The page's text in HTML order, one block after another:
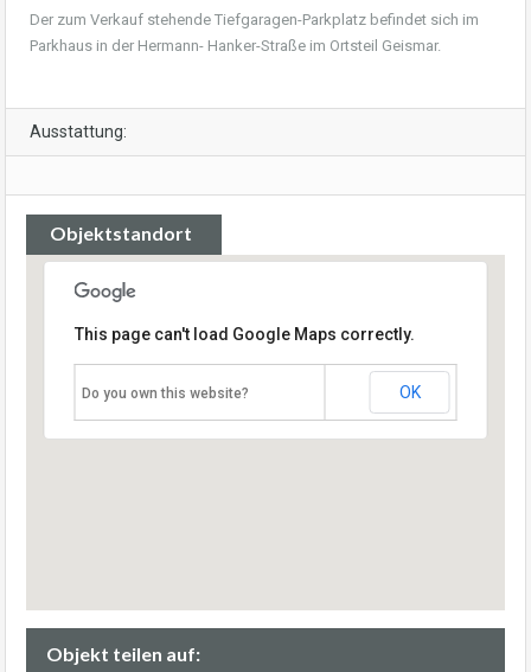
Der zum Verkauf stehende Tiefgaragen-Parkplatz befindet sich im
Parkhaus in der Hermann- Hanker-Straße im Ortsteil Geismar.
Ausstattung:
Objektstandort
This page can't load Google Maps correctly.
Do you own this website? OK
Objekt teilen auf: